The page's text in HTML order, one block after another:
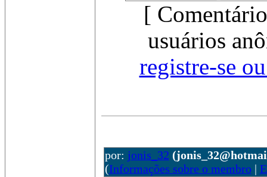
[
usuários
registre-se
por: jonis_32
(Informações sobre o membro|